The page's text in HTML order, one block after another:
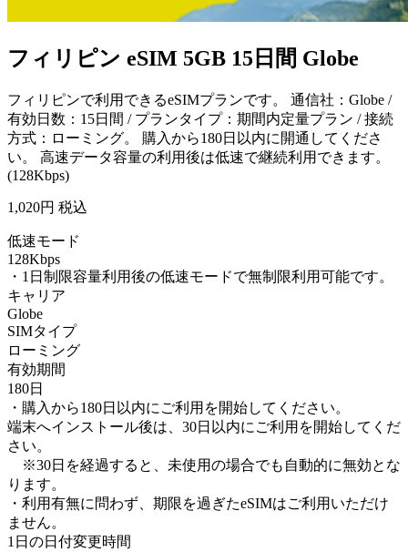
フィリピン eSIM 5GB 15日間 Globe
フィリピンで利用できるeSIMプランです。 通信社：Globe /
有効日数：15日間 / プランタイプ：期間内定量プラン / 接続
方式：ローミング。 購入から180日以内に開通してくださ
い。 高速データ容量の利用後は低速で継続利用できます。
(128Kbps)
1,020円 税込
低速モード
128Kbps
・1日制限容量利用後の低速モードで無制限利用可能です。
キャリア
Globe
SIMタイプ
ローミング
有効期間
180日
・購入から180日以内にご利用を開始してください。
端末へインストール後は、30日以内にご利用を開始してくだ
さい。
※30日を経過すると、未使用の場合でも自動的に無効とな
ります。
・利用有無に問わず、期限を過ぎたeSIMはご利用いただけ
ません。
1日の日付変更時間